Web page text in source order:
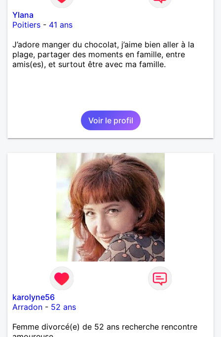
Ylana
Poitiers - 41 ans
J’adore manger du chocolat, j’aime bien aller à la
plage, partager des moments en famille, entre
amis(es), et surtout être avec ma famille.
Voir le profil
karolyne56
Arradon - 52 ans
Femme divorcé(e) de 52 ans recherche rencontre